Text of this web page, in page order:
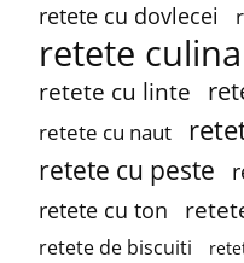
retete cu dovlecei
retete
retete cu linte
retete cu naut
retete cu peste
retete cu ton
retete de biscuiti